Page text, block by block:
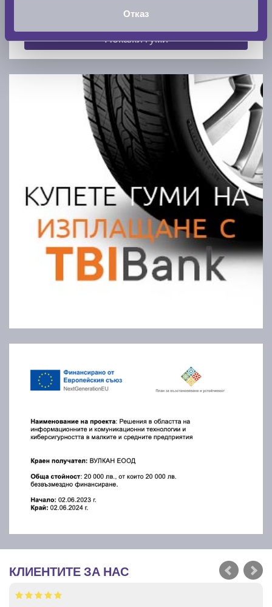
Отказ
Покажи гуми
КЛИЕНТИТЕ ЗА НАС